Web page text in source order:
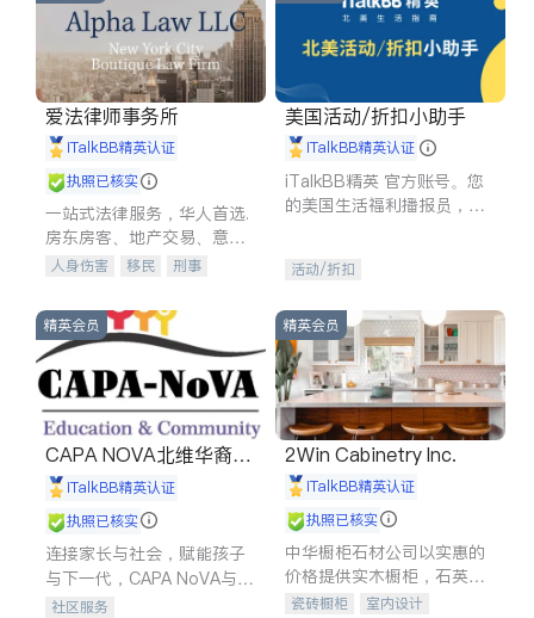
爱法律师事务所
iTalkBB精英认证
执照已核实
一站式法律服务，华人首选.
房东房客、地产交易、意外
伤害、车祸重伤、商业诉
建筑合同、刑事案件全包办
人身伤害 移民
刑事
信托/遗嘱
商业
索赔
律师-其它 保释
美国活动/折扣小助手
iTalkBB精英认证
iTalkBB精英 官方账号。您
的美国生活福利播报员，精
专属福利。
活动/折扣
精英会员
CAPA NOVA北维华裔家
长会iTalkBB精英认证
执照已核实
连接家长与社会，赋能孩子
与下一代，CAPA NoVA与您
携手建设包容、公平、充满
社区服务
精英会员
2Win Cabinetry Inc.
iTalkBB精英认证
执照已核实
中华橱柜石材公司以实惠的
价格提供实木橱柜，石英石
台面，多种优质不锈钢水
瓷砖橱柜
室内设计